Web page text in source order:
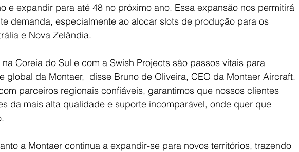
e expandir para até 48 no próximo ano. Essa expansão nos permitirá
demanda, especialmente ao alocar slots de produção para os
e Nova Zelândia.
Coreia do Sul e com a Swish Projects são passos vitais para
global da Montaer," disse Bruno de Oliveira, CEO da Montaer Aircraft.
parceiros regionais confiáveis, garantimos que nossos clientes
da mais alta qualidade e suporte incomparável, onde quer que
a Montaer continua a expandir-se para novos territórios, trazendo